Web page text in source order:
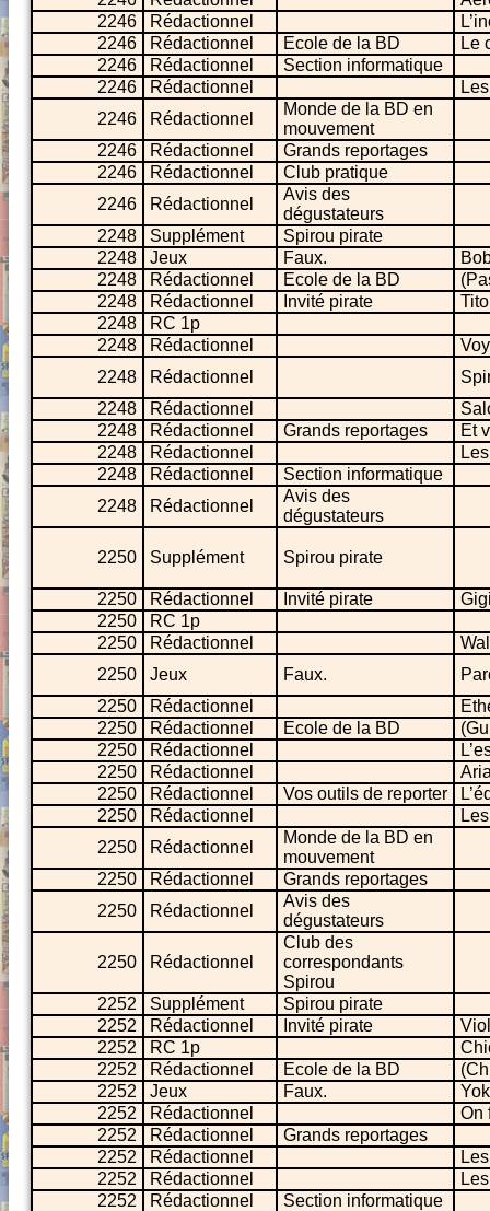
2246
Rédactionnel
2246
Rédactionnel Ecole de la BD
Le
2246
Rédactionnel
Section informatique
2246
Rédactionnel
2246
Rédactionnel
Monde de la BD en
mouvement
2246
Rédactionnel
Grands reportages
2246
Rédactionnel
Club pratique
2246
Rédactionnel
Avis des
dégustateurs
2248
Supplément
Spirou pirate
2248
Jeux Faux.
2248
Rédactionnel Ecole de la BD
2248
Rédactionnel Invité pirate
Tito
2248
RC 1p
2248
Rédactionnel
2248
Rédactionnel
2248
Rédactionnel
2248
Rédactionnel Grands reportages
Et
2248
Rédactionnel
2248
Rédactionnel
Section informatique
2248
Rédactionnel
Avis des
dégustateurs
2250 Supplément Spirou pirate
2250 Rédactionnel Invité pirate
2250
RC 1p
2250
Rédactionnel
2250
Jeux Faux.
2250
Rédactionnel
2250
Rédactionnel Ecole de la BD
2250
Rédactionnel
2250
Rédactionnel
2250
Rédactionnel Vos outils de reporter
2250
Rédactionnel
2250
Rédactionnel
Monde de la BD en
mouvement
2250
Rédactionnel
Grands reportages
2250
Rédactionnel
Avis des
dégustateurs
2250 Rédactionnel
Club des
correspondants
Spirou
2252
Supplément
Spirou pirate
2252
Rédactionnel Invité pirate
2252
RC 1p
2252
Rédactionnel Ecole de la BD
2252
Jeux Faux.
2252
Rédactionnel
On
2252
Rédactionnel
Grands reportages
2252
Rédactionnel
2252
Rédactionnel
2252
Rédactionnel
Section informatique